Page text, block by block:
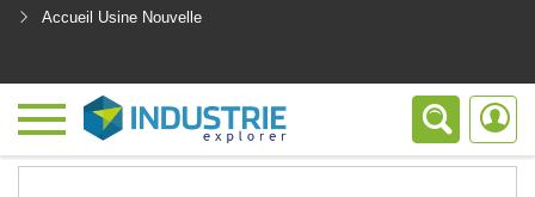
Accueil Usine Nouvelle